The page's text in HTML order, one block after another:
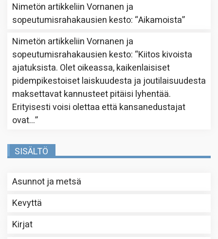
Nimetön artikkeliinVornanen ja
sopeutumisrahakausien kesto: “Aikamoista”
Nimetön artikkeliinVornanen ja
sopeutumisrahakausien kesto: “Kiitos kivoista
ajatuksista. Olet oikeassa, kaikenlaisiset
pidempikestoiset laiskuudesta ja joutilaisuudesta
maksettavat kannusteet pitäisi lyhentää.
Erityisesti voisi olettaa että kansanedustajat
ovat…”
SISÄLTÖ
Asunnot ja metsä
Kevyttä
Kirjat